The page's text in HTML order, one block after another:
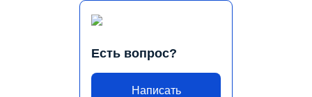
Есть вопрос?
Написать